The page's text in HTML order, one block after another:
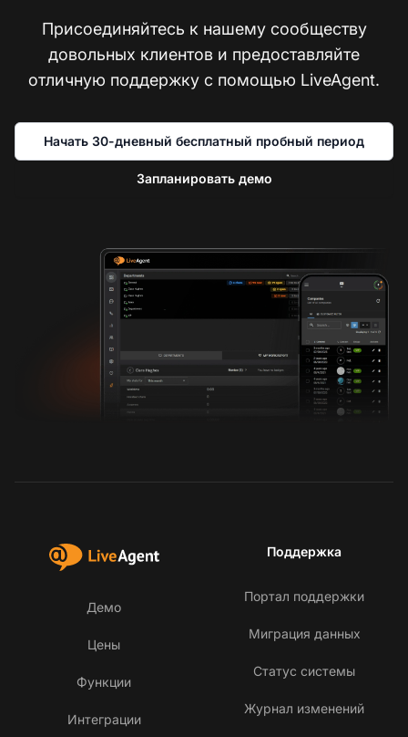
Присоединяйтесь к нашему сообществу
довольных клиентов и предоставляйте
отличную поддержку с помощью LiveAgent.
Начать 30-дневный бесплатный пробный период
Запланировать демо
Демо
Цены
Функции
Интеграции
Поддержка
Портал поддержки
Миграция данных
Статус системы
Журнал изменений